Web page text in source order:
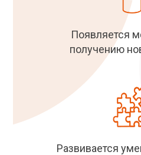
Появляется
получению
Развивается